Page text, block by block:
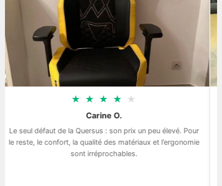
★ ★ ★ ★ ★
Carine O.
Le seul défaut de la Quersus : son prix un peu élevé. Pour
le reste, le confort, la qualité des matériaux et l’ergonomie
sont irréprochables.